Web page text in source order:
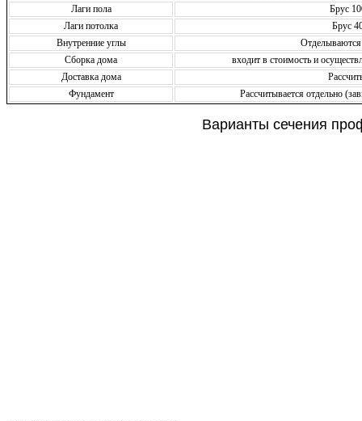
Лаги пола
Брус
Лаги потолка
Брус
Внутренние углы
Сборка дома
входит в стоимость и
Доставка дома
Фундамент
Рассчитывается отдельно
Варианты сечения